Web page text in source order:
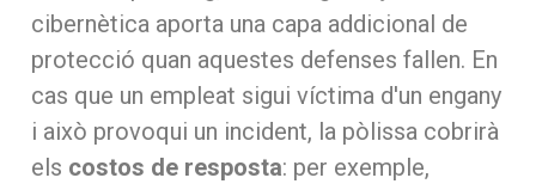
cibernètica aporta una capa addicional de
protecció quan aquestes defenses fallen. En
cas que un empleat sigui víctima d'un engany
i això provoqui un incident, la pòlissa cobrirà
els costos de resposta: per exemple,